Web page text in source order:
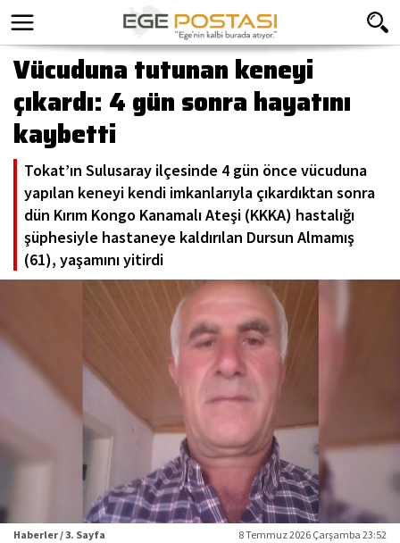
Vücuduna tutunan keneyi
çıkardı: 4 gün sonra hayatını
kaybetti
Tokat’ın Sulusaray ilçesinde 4 gün önce vücuduna
yapılan keneyi kendi imkanlarıyla çıkardıktan sonra
dün Kırım Kongo Kanamalı Ateşi (KKKA) hastalığı
şüphesiyle hastaneye kaldırılan Dursun Almamış
(61), yaşamını yitirdi
Haberler / 3. Sayfa 8 Temmuz 2026 Çarşamba 23:52